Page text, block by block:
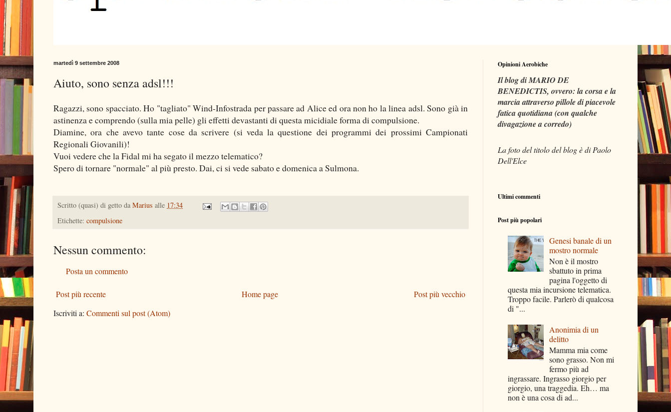
martedì 9 settembre 2008
Aiuto, sono senza adsl!!!
Ragazzi, sono spacciato. Ho "tagliato" Wind-Infostrada per passare ad Alice ed ora non ho la linea adsl. Sono già in
astinenza e comprendo (sulla mia pelle) gli effetti devastanti di questa micidiale forma di compulsione.
Diamine, ora che avevo tante cose da scrivere (si veda la questione dei programmi dei prossimi Campionati
Regionali Giovanili)!
Vuoi vedere che la Fidal mi ha segato il mezzo telematico?
Spero di tornare "normale" al più presto. Dai, ci si vede sabato e domenica a Sulmona.
Scritto (quasi) di getto da Marius alle 17:34
Etichette: compulsione
Nessun commento:
Posta un commento
Post più recente Post più vecchio
Home page
Iscriviti a: Commenti sul post (Atom)
Opinioni Aerobiche
Il blog di MARIO DE
BENEDICTIS, ovvero: la corsa e la
marcia attraverso pillole di piacevole
fatica quotidiana (con qualche
divagazione a corredo)
La foto del titolo del blog è di Paolo
Dell'Elce
Ultimi commenti
Post più popolari
Genesi banale di un
mostro normale
Non è il mostro
sbattuto in prima
pagina l'oggetto di
questa mia incursione telematica.
Troppo facile. Parlerò di qualcosa
di "...
Anonimia di un
delitto
Mamma mia come
sono grasso. Non mi
fermo più ad
ingrassare. Ingrasso giorgio per
giorgio, una traggedia. Eh… ma
non è una cosa di ad...